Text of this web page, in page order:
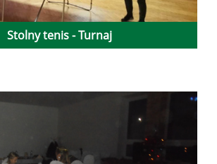
Stolny tenis - Turnaj